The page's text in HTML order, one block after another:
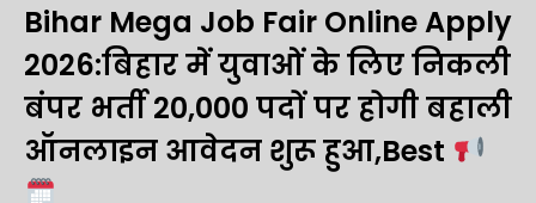
Bihar Mega Job Fair Online Apply
2026:बिहार में युवाओं के लिए निकली
बंपर भर्ती 20,000 पदों पर होगी बहाली
ऑनलाइन आवेदन शुरू हुआ,Best